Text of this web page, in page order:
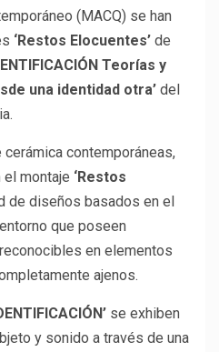
(MACQ) se han
‘Restos Elocuentes’ de
Teorías y
una identidad otra’ del
contemporáneas,
el montaje ‘Restos
de diseños basados en el
que poseen
en elementos
ajenos.
se exhiben
y sonido a través de una